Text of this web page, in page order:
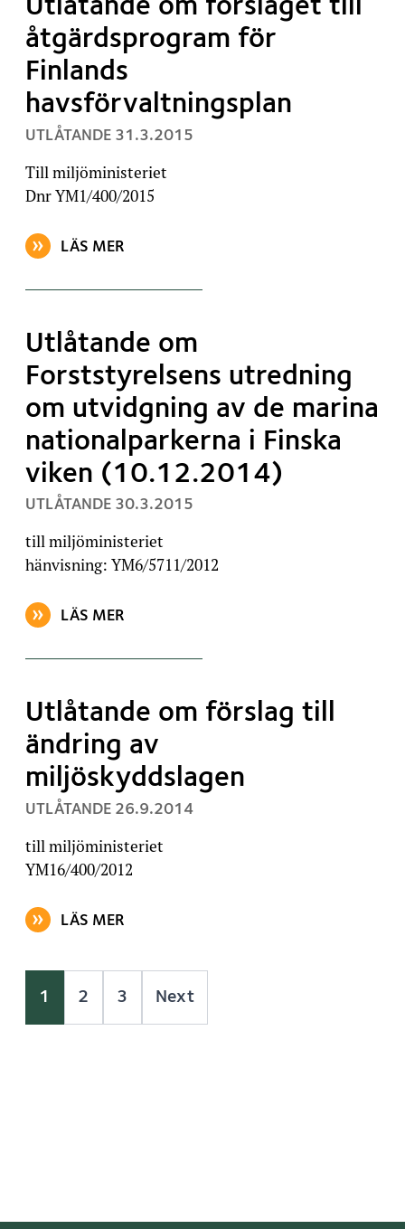
Utlåtande om förslaget till
åtgärdsprogram för
Finlands
havsförvaltningsplan
UTLÅTANDE , PUBLICERAT:
31.3.2015
Till miljöministeriet
Dnr YM1/400/2015
LÄS MER
OM ARTIKELN: UTLÅTANDE OM FÖRSLAGET TILL
Utlåtande om
Forststyrelsens utredning
om utvidgning av de marina
nationalparkerna i Finska
viken (10.12.2014)
UTLÅTANDE , PUBLICERAT:
30.3.2015
till miljöministeriet
hänvisning: YM6/5711/2012
LÄS MER
OM ARTIKELN: UTLÅTANDE OM
Utlåtande om förslag till
ändring av
miljöskyddslagen
UTLÅTANDE , PUBLICERAT:
26.9.2014
till miljöministeriet
YM16/400/2012
LÄS MER
OM ARTIKELN: UTLÅTANDE OM FÖRSLAG TILL
1 2 3 Next